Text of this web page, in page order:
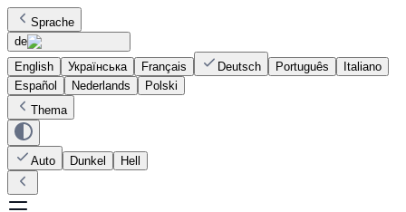
Sprache
de
English
Українська Français Deutsch Português
Italiano
Español
Nederlands
Polski
Thema
Auto Dunkel Hell